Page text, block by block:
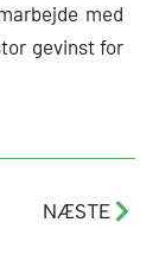
med
gevinst for
NÆSTE